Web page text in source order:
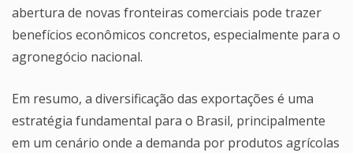
abertura de novas fronteiras comerciais pode trazer
benefícios econômicos concretos, especialmente para o
agronegócio nacional.
Em resumo, a diversificação das exportações é uma
estratégia fundamental para o Brasil, principalmente
em um cenário onde a demanda por produtos agrícolas